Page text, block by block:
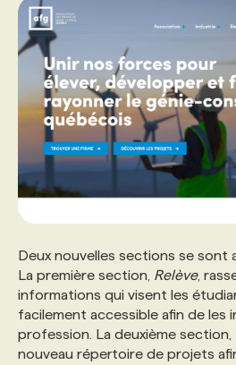
Deux nouvelles sections se sont
La première section, Relève,
informations qui visent les
facilement accessible afin de les
profession. La deuxième section,
nouveau répertoire de projets